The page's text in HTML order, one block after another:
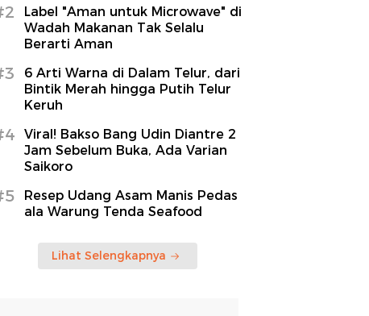
Label "Aman untuk Microwave" di
Wadah Makanan Tak Selalu
Berarti Aman
6 Arti Warna di Dalam Telur, dari
Bintik Merah hingga Putih Telur
Keruh
Viral! Bakso Bang Udin Diantre 2
Jam Sebelum Buka, Ada Varian
Saikoro
Resep Udang Asam Manis Pedas
ala Warung Tenda Seafood
Lihat Selengkapnya